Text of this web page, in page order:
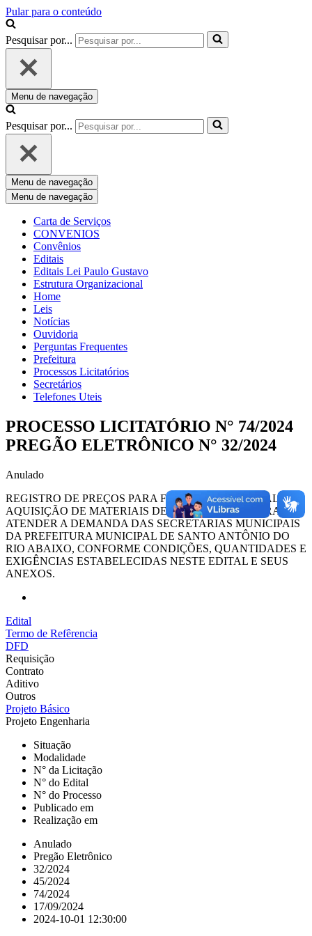
Pular para o conteúdo
Pesquisar por...
Menu de navegação
Pesquisar por...
Menu de navegação
Menu de navegação
Carta de Serviços
CONVENIOS
Convênios
Editais
Editais Lei Paulo Gustavo
Estrutura Organizacional
Home
Leis
Notícias
Ouvidoria
Perguntas Frequentes
Prefeitura
Processos Licitatórios
Secretários
Telefones Uteis
PROCESSO LICITATÓRIO N° 74/2024
PREGÃO ELETRÔNICO N° 32/2024
Anulado
REGISTRO DE PREÇOS PARA FUTURA E EVENTUAL
AQUISIÇÃO DE MATERIAIS DE CONSTRUÇÃO PARA
ATENDER A DEMANDA DAS SECRETARIAS MUNICIPAIS
DA PREFEITURA MUNICIPAL DE SANTO ANTÔNIO DO
RIO ABAIXO, CONFORME CONDIÇÕES, QUANTIDADES E
EXIGÊNCIAS ESTABELECIDAS NESTE EDITAL E SEUS
ANEXOS.
Edital
Termo de Refêrencia
DFD
Requisição
Contrato
Aditivo
Outros
Projeto Básico
Projeto Engenharia
Situação
Modalidade
N° da Licitação
N° do Edital
N° do Processo
Publicado em
Realização em
Anulado
Pregão Eletrônico
32/2024
45/2024
74/2024
17/09/2024
2024-10-01 12:30:00